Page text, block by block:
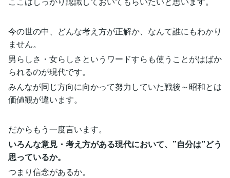
今の世の中、どんな考え方が正解か、なんて誰にもわかり
ません。
男らしさ・女らしさというワードすらも使うことがはばか
られるのが現代です。
みんなが同じ方向に向かって努力していた戦後～昭和とは
価値観が違います。
だからもう一度言います。
いろんな意見・考え方がある現代において、”自分は”どう
思っているか。
つまり信念があるか。